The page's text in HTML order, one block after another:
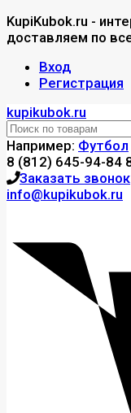
KupiKubok.ru -
доставляем по
Вход
Регистрация
kupikubok.ru
Например: Футбол
8 (812) 645-94-84
Заказать звонок
info@kupikubok.ru